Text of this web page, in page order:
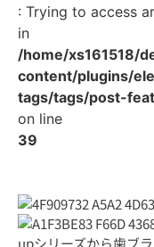
: Trying to access
in
/home/xs161518/
content/plugins/
tags/tags/post-
on line
39
upシリーズから歯ブ